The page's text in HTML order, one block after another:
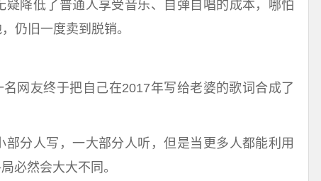
降低了普通人享受音乐、自弹自唱的成本，哪怕
仍旧一度卖到脱销。
网友终于把自己在2017年写给老婆的歌词合成了
分人写，一大部分人听，但是当更多人都能利用
必然会大大不同。